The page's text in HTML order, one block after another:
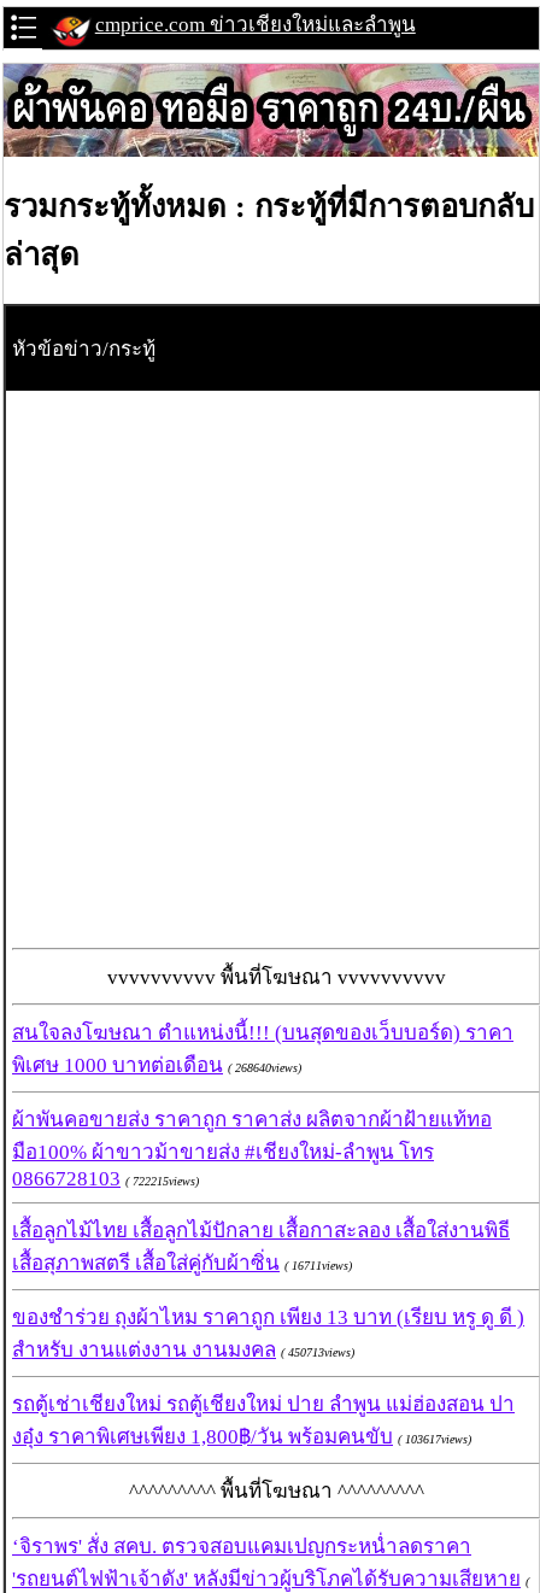
cmprice.com ข่าวเชียงใหม่และลำพูน
รวมกระทู้ทั้งหมด : กระทู้ที่มีการตอบกลับ
ล่าสุด
หัวข้อข่าว/กระทู้
vvvvvvvvvv พื้นที่โฆษณา vvvvvvvvvv
สนใจลงโฆษณา ตำแหน่งนี้!!! (บนสุดของเว็บบอร์ด) ราคา
พิเศษ 1000 บาทต่อเดือน ( 268640views)
ผ้าพันคอขายส่ง ราคาถูก ราคาส่ง ผลิตจากผ้าฝ้ายแท้ทอ
มือ100% ผ้าขาวม้าขายส่ง #เชียงใหม่-ลำพูน โทร
0866728103 ( 722215views)
เสื้อลูกไม้ไทย เสื้อลูกไม้ปักลาย เสื้อกาสะลอง เสื้อใส่งานพิธี
เสื้อสุภาพสตรี เสื้อใส่คู่กับผ้าซิ่น ( 16711views)
ของชำร่วย ถุงผ้าไหม ราคาถูก เพียง 13 บาท (เรียบ หรู ดู ดี )
สำหรับ งานแต่งงาน งานมงคล ( 450713views)
รถตู้เช่าเชียงใหม่ รถตู้เชียงใหม่ ปาย ลำพูน แม่ฮ่องสอน ปา
งอุ๋ง ราคาพิเศษเพียง 1,800฿/วัน พร้อมคนขับ ( 103617views)
^^^^^^^^^ พื้นที่โฆษณา ^^^^^^^^^
‘จิราพร' สั่ง สคบ. ตรวจสอบแคมเปญกระหน่ำลดราคา
'รถยนต์ไฟฟ้าเจ้าดัง' หลังมีข่าวผู้บริโภคได้รับความเสียหาย (